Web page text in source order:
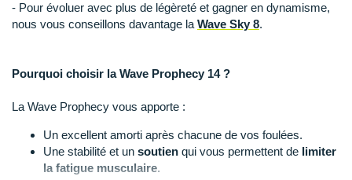
- Pour évoluer avec plus de légèreté et gagner en dynamisme,
nous vous conseillons davantage la Wave Sky 8.
Pourquoi choisir la Wave Prophecy 14 ?
La Wave Prophecy vous apporte :
Un excellent amorti après chacune de vos foulées.
Une stabilité et un soutien qui vous permettent de limiter
la fatigue musculaire.
Salomon
Saxx
Scarpa
Scott
Shokz